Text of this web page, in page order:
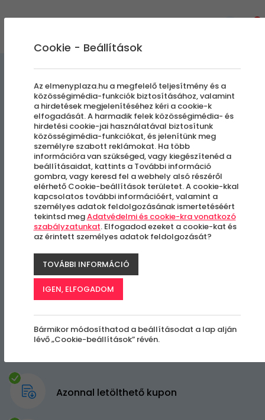
Repülés Budapest és a
Velencei-tó felett
Farkashegyi repülőtér
Azonnal letölthető kupon
Cookie - Beállítások
Az elmenyplaza.hu a megfelelő teljesítmény és a
közösségimédia-funkciók biztosításához, valamint
a hirdetések megjelenítéséhez kéri a cookie-k
elfogadását. A harmadik felek közösségimédia- és
hirdetési cookie-jai használatával biztosítunk
közösségimédia-funkciókat, és jelenítünk meg
személyre szabott reklámokat. Ha több
információra van szükséged, vagy kiegészítenéd a
beállításaidat, kattints a További információ
gombra, vagy keresd fel a webhely alsó részéről
elérhető Cookie-beállítások területet. A cookie-kkal
kapcsolatos további információért, valamint a
személyes adatok feldolgozásának ismertetéséért
tekintsd megAdatvédelmi és cookie-kra vonatkozó
szabályzatunkat. Elfogadod ezeket a cookie-kat és
az érintett személyes adatok feldolgozását?
TOVÁBBI INFORMÁCIÓ
IGEN, ELFOGADOM
Bármikor módosíthatod a beállításodat a lap alján
lévő „Cookie-beállítások” révén.